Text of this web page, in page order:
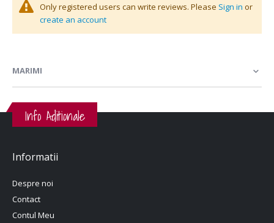
Only registered users can write reviews. Please Sign in or
create an account
MARIMI
Info Aditionale
Informatii
Despre noi
Contact
Contul Meu